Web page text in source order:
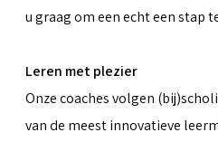
u graag om een echt een stap
Leren met plezier
Onze coaches volgen
van de meest innovatieve